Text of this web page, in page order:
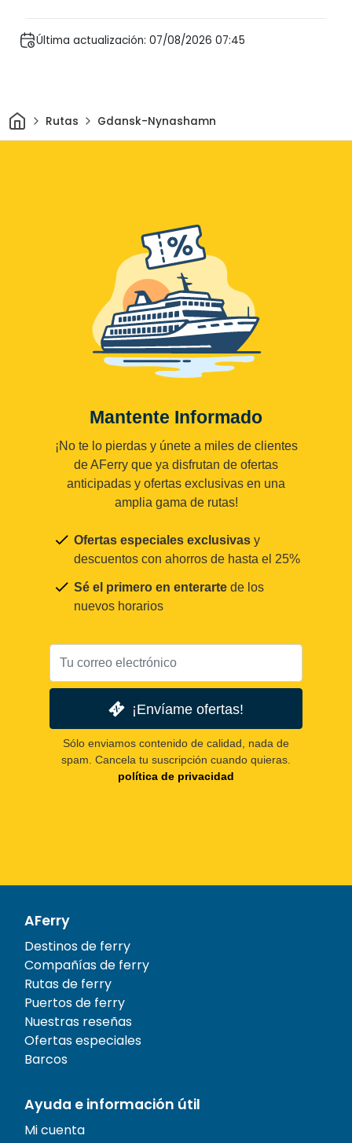
Última actualización: 07/08/2026 07:45
InicioRutas Gdansk-Nynashamn
Mantente Informado
¡No te lo pierdas y únete a miles de clientes
de AFerry que ya disfrutan de ofertas
anticipadas y ofertas exclusivas en una
amplia gama de rutas!
Ofertas especiales exclusivas y
descuentos con ahorros de hasta el 25%
Sé el primero en enterarte de los
nuevos horarios
¡Envíame ofertas!
Sólo enviamos contenido de calidad, nada de
spam. Cancela tu suscripción cuando quieras.
política de privacidad
AFerry
Destinos de ferry
Compañías de ferry
Rutas de ferry
Puertos de ferry
Nuestras reseñas
Ofertas especiales
Barcos
Ayuda e información útil
Mi cuenta